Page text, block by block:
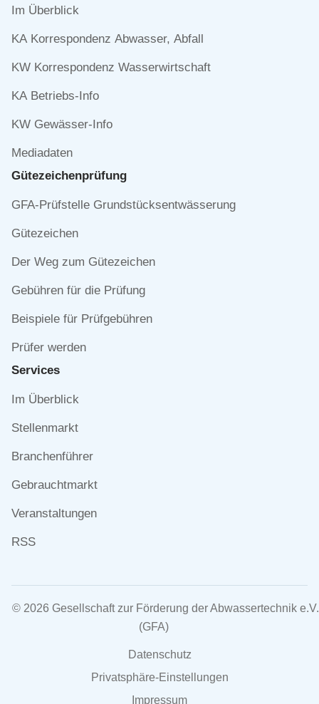
Navigation
Im Überblick
KA Korrespondenz Abwasser, Abfall
KW Korrespondenz Wasserwirtschaft
KA Betriebs-Info
KW Gewässer-Info
Mediadaten
Gütezeichen­prüfung
Navigation
GFA-Prüfstelle Grundstücksentwässerung
Gütezeichen
Der Weg zum Gütezeichen
Gebühren für die Prüfung
Beispiele für Prüfgebühren
Prüfer werden
Services
Navigation
Im Überblick
Stellenmarkt
Branchenführer
Gebrauchtmarkt
Veranstaltungen
RSS
© 2026 Gesellschaft zur Förderung der Abwassertechnik e.V.
(GFA)
Navigation
überspringen
Datenschutz
Privatsphäre-Einstellungen
Impressum